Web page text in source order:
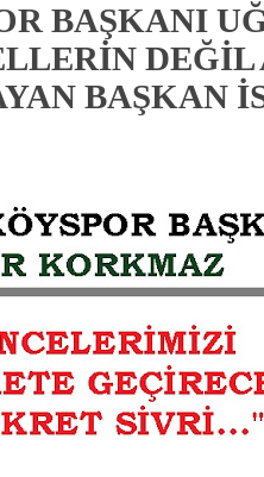
BAŞKANI
BAŞKAN